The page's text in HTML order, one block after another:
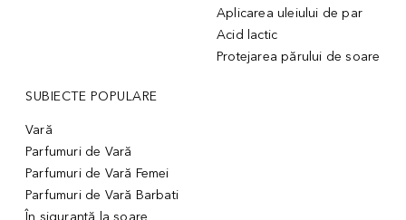
Aplicarea uleiului de par
Acid lactic
Protejarea părului de soare
SUBIECTE POPULARE
Vară
Parfumuri de Vară
Parfumuri de Vară Femei
Parfumuri de Vară Barbati
În siguranță la soare